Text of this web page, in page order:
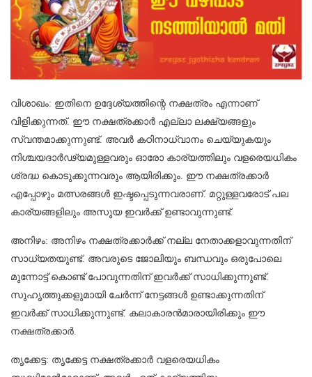
വിശാഖം: ഇതിനെ ഉദ്ദേശ്യത്തിന്റെ നക്ഷത്രം എന്നാണ്
വിളിക്കുന്നത്. ഈ നക്ഷത്രക്കാർ എല്ലാ ലക്ഷ്യങ്ങളും
സ്വന്തമാക്കുന്നുണ്ട്. അവർ കഠിനാധ്വാനം ചെയ്യുകയും
നിശ്ചയദാർഢ്യമുള്ളവരും ഓരോ കാര്യത്തിലും വളരെയധികം
ശ്രദ്ധ കൊടുക്കുന്നവരും ആയിരിക്കും. ഈ നക്ഷത്രക്കാർ
എപ്പോഴും മത്സരങ്ങൾ ഇഷ്ടപ്പെടുന്നവരാണ്. മറ്റുള്ളവരോട് പല
കാര്യങ്ങളിലും അസൂയ ഇവർക്ക് ഉണ്ടാവുന്നുണ്ട്.
അനിഴം: അനിഴം നക്ഷത്രക്കാർക്ക് നല്ല നേതാക്കളാവുന്നതിന്
സാധ്യതയുണ്ട്. അവരുടെ ജോലിയും ബന്ധവും ഒരുപോലെ
മുന്നോട്ട് കൊണ്ട് പോവുന്നതിന് ഇവർക്ക് സാധിക്കുന്നുണ്ട്.
സുഹൃത്തുക്കളുമായി ചേർന്ന് നേട്ടങ്ങൾ ഉണ്ടാക്കുന്നതിന്
ഇവർക്ക് സാധിക്കുന്നുണ്ട്. കലാകാരൻമാരായിരിക്കും ഈ
നക്ഷത്രക്കാർ.
തൃക്കേട്ട: തൃക്കേട്ട നക്ഷത്രക്കാർ വളരെയധികം